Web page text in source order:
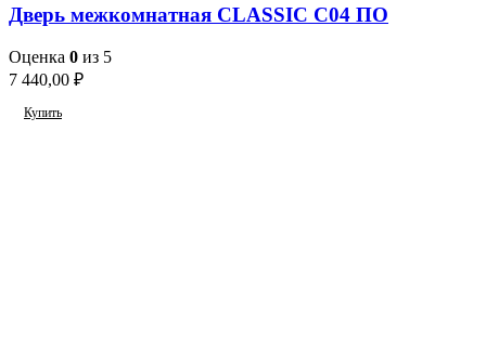
Дверь межкомнатная CLASSIC С04 ПО
Оценка 0 из 5
7 440,00 ₽
Купить